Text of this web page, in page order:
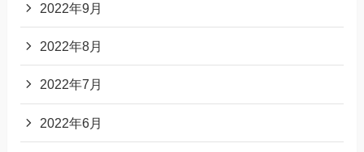
2022年9月
2022年8月
2022年7月
2022年6月